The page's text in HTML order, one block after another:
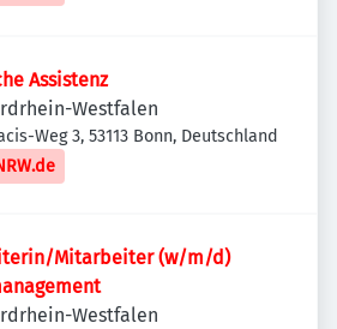
Assistenz
Westfalen
Weg 3, 53113 Bonn, Deutschland
Mitarbeiter (w/m/d)
Westfalen